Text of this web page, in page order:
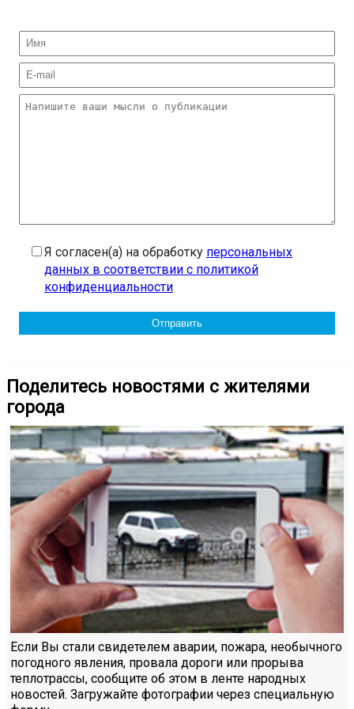
Я согласен(а) на обработку персональных
данных в соответствии с политикой
конфиденциальности
Поделитесь новостями с жителями
города
Если Вы стали свидетелем аварии, пожара, необычного
погодного явления, провала дороги или прорыва
теплотрассы, сообщите об этом в ленте народных
новостей. Загружайте фотографии через специальную